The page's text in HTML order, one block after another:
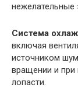
нежелательные
Система
включая
источником
вращении и при
лопасти.